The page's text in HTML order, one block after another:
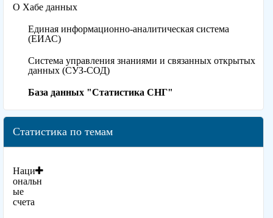
О Хабе данных
Единая информационно-аналитическая система
(ЕИАС)
Система управления знаниями и связанных открытых
данных (СУЗ-СОД)
База данных "Статистика СНГ"
Статистика по темам
Наци
ональн
ые
счета